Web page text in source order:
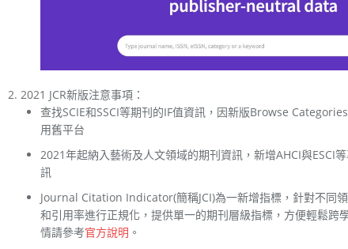
2021 JCR新版注意事項：
查找SCIE和SSCI等期刊的IF值資訊，因新版Browse
用舊平台
2021年起納入藝術及人文領域的期刊資訊，新增AHCI與ESCI
訊
Journal Citation Indicator(簡稱JCI)為一新增指標，針對不同
和引用率進行正規化，提供單一的期刊層級指標，方便輕鬆跨
情請參考官方說明 。